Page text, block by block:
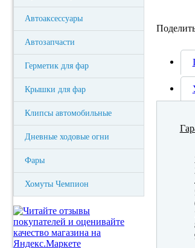
Автоаксессуары
Автозапчасти
Герметик для фар
Крышки для фар
Клипсы автомобильные
Дневные ходовые огни
Фары
Хомуты Чемпион